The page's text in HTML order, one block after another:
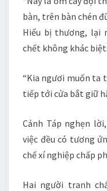
bàn, trên bàn chén
Hiểu bị thương, lại
chết không khác
“Kia ngươi muốn ta
tiếp tới cửa bắt giữ
Cảnh Táp nghẹn
việc đều có tương
chế xí nghiệp chấp
Hai người tranh